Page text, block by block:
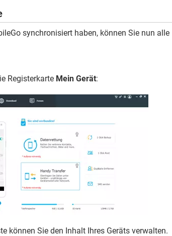
synchronisiert haben, können Sie nun alle
Registerkarte Mein Gerät:
können Sie den Inhalt Ihres Geräts verwalten.